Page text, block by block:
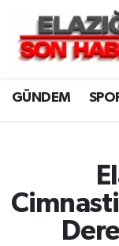
GÜNDEM
CANLI
ASAYİŞ
BİLİM VE
EĞİTİM
Merkez
Merkez
Süper Lig
Tüm
Son Dakika